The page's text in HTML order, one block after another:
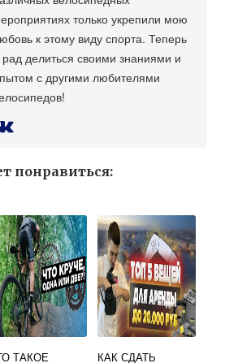
только укрепили мою
к этому виду спорта. Теперь
делиться своими знаниями и
с другими любителями
понравиться:
ТАКОЕ
КАК СДАТЬ